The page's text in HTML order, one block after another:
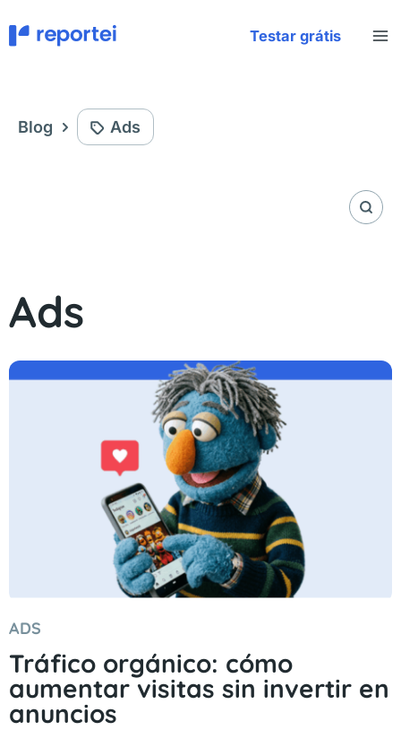
al
contenido
Testar grátis
Blog Ads
Ads
ADS
Tráfico orgánico: cómo
aumentar visitas sin invertir en
anuncios